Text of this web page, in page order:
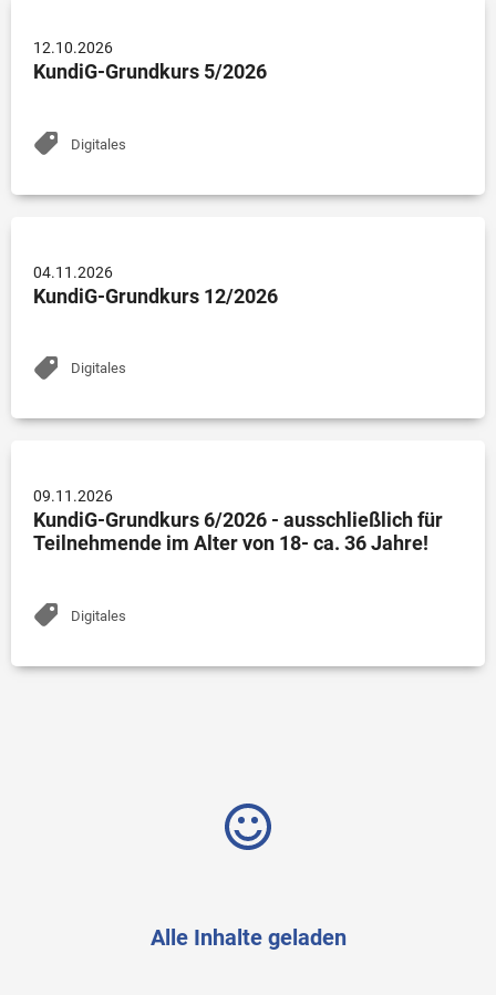
12.10.2026
KundiG-Grundkurs 5/2026
Digitales
04.11.2026
KundiG-Grundkurs 12/2026
Digitales
09.11.2026
KundiG-Grundkurs 6/2026 - ausschließlich für
Teilnehmende im Alter von 18- ca. 36 Jahre!
Digitales
Alle Inhalte geladen